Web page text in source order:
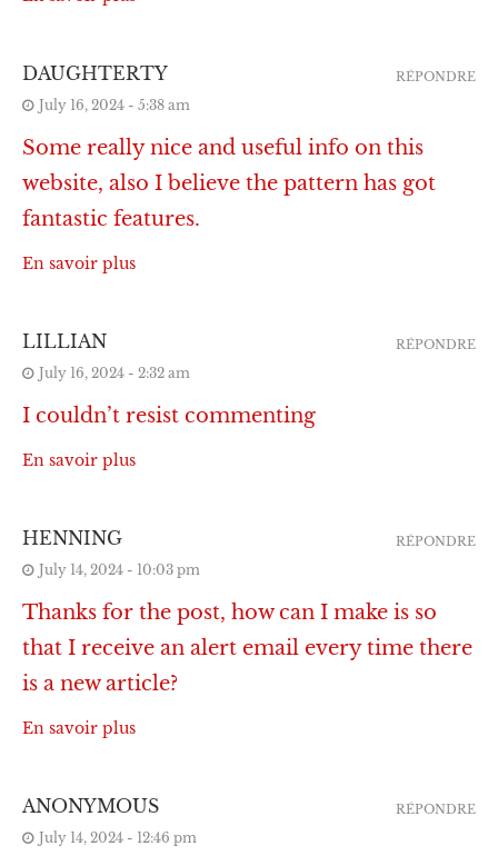
DAUGHTERTY
July 16, 2024 - 5:38 am
Some really nice and useful info on this
website, also I believe the pattern has got
fantastic features.
En savoir plus
RÉPONDRE
LILLIAN
July 16, 2024 - 2:32 am
I couldn’t resist commenting
En savoir plus
RÉPONDRE
HENNING
July 14, 2024 - 10:03 pm
Thanks for the post, how can I make is so
that I receive an alert email every time there
is a new article?
En savoir plus
RÉPONDRE
ANONYMOUS
July 14, 2024 - 12:46 pm
RÉPONDRE